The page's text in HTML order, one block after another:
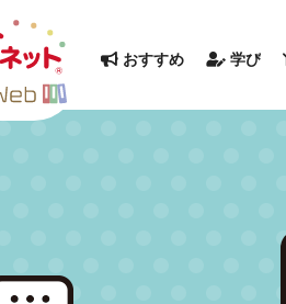
おすすめ 学び